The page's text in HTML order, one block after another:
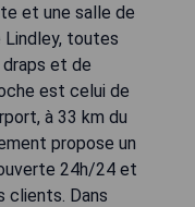
et une salle de
Lindley, toutes
et de
est celui de
à 33 km du
propose un
24h/24 et
clients. Dans